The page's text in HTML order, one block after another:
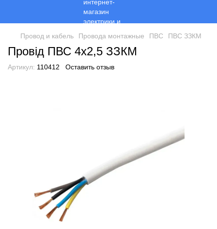
Провод и кабель Провода монтажные ПВС ПВС ЗЗКМ
Провід ПВС 4х2,5 ЗЗКМ
Артикул: 110412 Оставить отзыв